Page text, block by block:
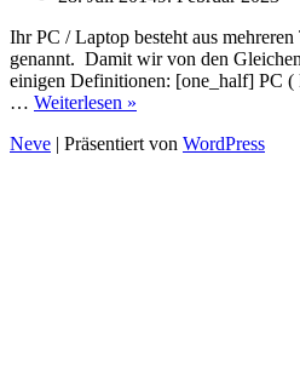
Ihr PC / Laptop besteht aus
genannt. Damit wir von den
einigen Definitionen: [one_half] PC (
… Weiterlesen »
Laptop
Neve | Präsentiert von WordPress